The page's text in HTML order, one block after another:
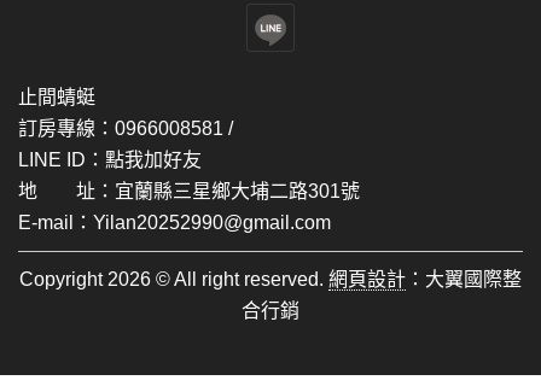
止間蜻蜓
訂房專線：0966008581 /
LINE ID： 點我加好友
地 址：宜蘭縣三星鄉大埔二路301號
E-mail：Yilan20252990@gmail.com
Copyright 2026 © All right reserved. 網頁設計 ：大翼國際整
合行銷